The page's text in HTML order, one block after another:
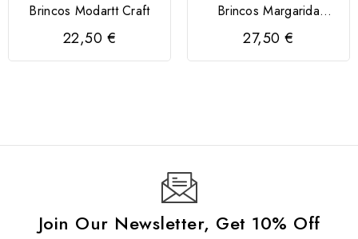
Brincos Modartt Craft
22,50 €
Brincos Margarida
Romão
27,50 €
Join Our Newsletter, Get 10% Off